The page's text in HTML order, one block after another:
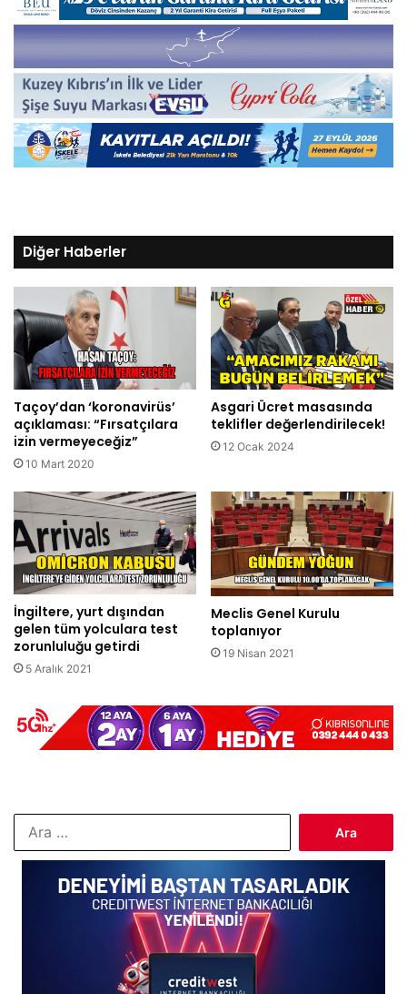
Diğer Haberler
Taçoy’dan ‘koronavirüs’
açıklaması: “Fırsatçılara
izin vermeyeceğiz”
10 Mart 2020
Asgari Ücret masasında
teklifler değerlendirilecek!
12 Ocak 2024
İngiltere, yurt dışından
gelen tüm yolculara test
zorunluluğu getirdi
5 Aralık 2021
Meclis Genel Kurulu
toplanıyor
19 Nisan 2021